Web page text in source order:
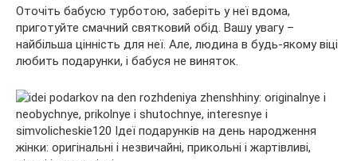
Оточіть бабусю турботою, заберіть у неї вдома,
приготуйте смачний святковий обід. Вашу увагу –
найбільша цінність для неї. Але, людина в будь-якому віці
любить подарунки, і бабуся не виняток.